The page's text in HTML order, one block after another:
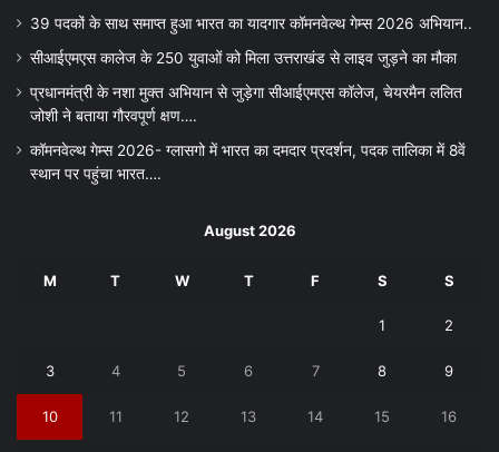
39 पदकों के साथ समाप्त हुआ भारत का यादगार कॉमनवेल्थ गेम्स 2026 अभियान..
सीआईएमएस कालेज के 250 युवाओं को मिला उत्तराखंड से लाइव जुड़ने का मौका
प्रधानमंत्री के नशा मुक्त अभियान से जुड़ेगा सीआईएमएस कॉलेज, चेयरमैन ललित
जोशी ने बताया गौरवपूर्ण क्षण….
कॉमनवेल्थ गेम्स 2026- ग्लासगो में भारत का दमदार प्रदर्शन, पदक तालिका में 8वें
स्थान पर पहुंचा भारत….
August 2026
M T W T F S S
1 2
3 4 5 6 7 8 9
10 11 12 13 14 15 16